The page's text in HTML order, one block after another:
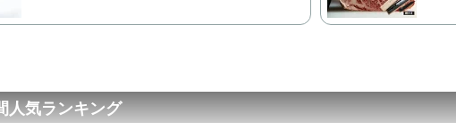
人気ランキング